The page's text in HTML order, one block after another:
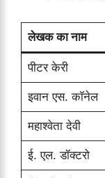
लेखक का नाम
पीटर केरी
इवान एस. कॉनेल
महाश्वेता देवी
ई. एल. डॉक्टरो